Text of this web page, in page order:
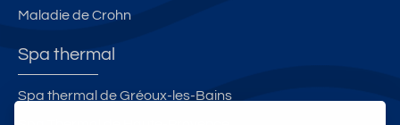
Maladie de Crohn
Spa thermal
Spa thermal de Gréoux-les-Bains